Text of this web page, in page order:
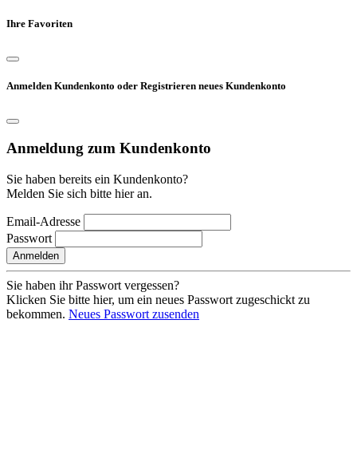
Ihre Favoriten
Anmelden Kundenkonto oder Registrieren neues Kundenkonto
Anmeldung zum Kundenkonto
Sie haben bereits ein Kundenkonto?
Melden Sie sich bitte hier an.
Email-Adresse
Passwort
Anmelden
Sie haben ihr Passwort vergessen?
Klicken Sie bitte hier, um ein neues Passwort zugeschickt zu
bekommen. Neues Passwort zusenden